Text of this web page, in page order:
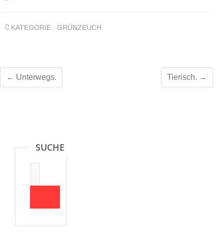
KATEGORIE : GRÜNZEUCH
← Unterwegs. Tierisch. →
SUCHE